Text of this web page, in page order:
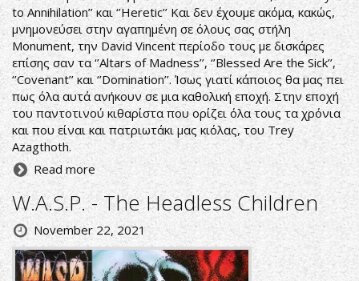
to Annihilation’’ και ‘’Heretic’’ Και δεν έχουμε ακόμα, κακώς,
μνημονεύσει στην αγαπημένη σε όλους σας στήλη
Monument, την David Vincent περίοδο τους με δισκάρες
επίσης σαν τα ‘’Altars of Madness’’, ‘’Blessed Are the Sick’’,
‘’Covenant’’ και ‘’Domination’’. Ίσως γιατί κάποιος θα μας πει
πως όλα αυτά ανήκουν σε μια καθολική εποχή. Στην εποχή
του παντοτινού κιθαρίστα που ορίζει όλα τους τα χρόνια
και που είναι και πατριωτάκι μας κιόλας, του Trey
Azagthoth.
Read more
W.A.S.P. - The Headless Children
November 22, 2021